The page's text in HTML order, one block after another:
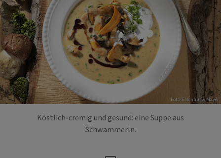
Foto: Eisenhut & Mayer
Köstlich-cremig und gesund: eine Suppe aus
Schwammerln.